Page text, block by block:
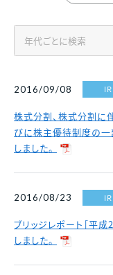
せ・ご質問な
プ
わせ・ご質問
プレサ
各
各種資料請
せ・ご質問な
各
受付時間 /
組織図
中古マンション
マンスリー
マンション
その他事業
分譲実績
賃貸管理
財務諸表
決算ハイライト
電子公告
免責事項
採用情報
スポンサーシップ
2016/09/08 IR
株式分割、株式分割に
びに株主優待制度の
しました。
2016/08/23 IR
ブリッジレポート［平
しました。